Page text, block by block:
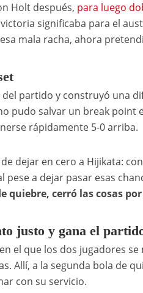
Holt después, para luego
significaba para el
mala racha, ahora
partido y construyó una
pudo salvar un break point
rápidamente 5-0 arriba.
dejar en cero a Hijikata:
a dejar pasar esas
cerró las cosas
justo y gana el
el que los dos jugadores
Allí, a la segunda bola de
con su servicio.